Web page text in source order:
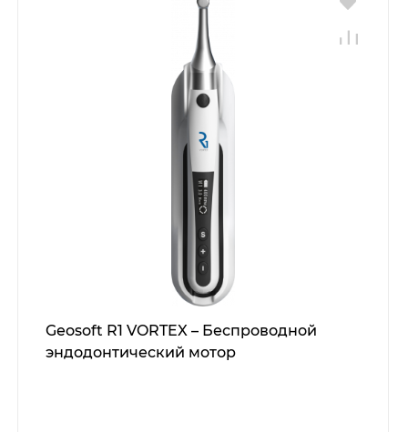
Geosoft R1 VORTEX – Беспроводной
эндодонтический мотор